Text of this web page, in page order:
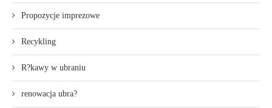
Propozycje imprezowe
Recykling
R?kawy w ubraniu
renowacja ubra?